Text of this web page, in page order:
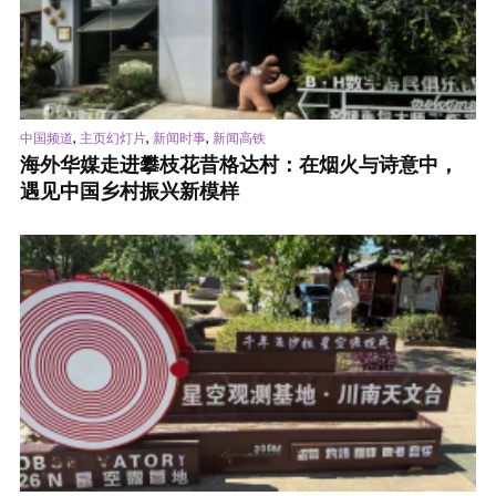
中国频道, 主页幻灯片, 新闻时事, 新闻高铁
海外华媒走进攀枝花昔格达村：在烟火与诗意中，
遇见中国乡村振兴新模样